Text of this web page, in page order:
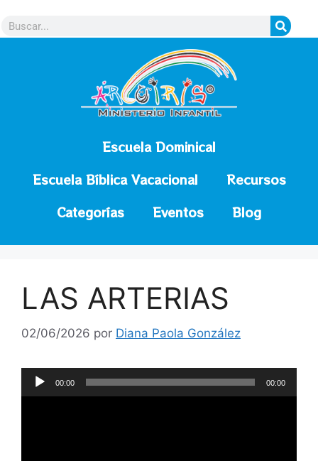
Escuela Dominical
Escuela Bíblica Vacacional
Recursos
Categorías
Eventos Blog
LAS ARTERIAS
02/06/2026 por Diana Paola González
Reproductor
de
00:00 00:00